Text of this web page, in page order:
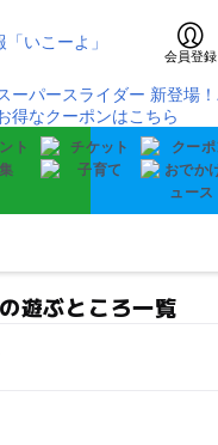
会員登録
遊ぶところ一覧